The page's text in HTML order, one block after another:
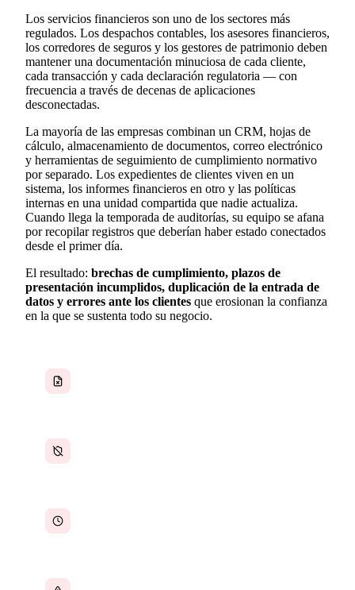
Los servicios financieros son uno de los sectores más
regulados. Los despachos contables, los asesores financieros,
los corredores de seguros y los gestores de patrimonio deben
mantener una documentación minuciosa de cada cliente,
cada transacción y cada declaración regulatoria — con
frecuencia a través de decenas de aplicaciones
desconectadas.
La mayoría de las empresas combinan un CRM, hojas de
cálculo, almacenamiento de documentos, correo electrónico
y herramientas de seguimiento de cumplimiento normativo
por separado. Los expedientes de clientes viven en un
sistema, los informes financieros en otro y las políticas
internas en una unidad compartida que nadie actualiza.
Cuando llega la temporada de auditorías, su equipo se afana
por recopilar registros que deberían haber estado conectados
desde el primer día.
El resultado: brechas de cumplimiento, plazos de
presentación incumplidos, duplicación de la entrada de
datos y errores ante los clientes que erosionan la confianza
en la que se sustenta todo su negocio.